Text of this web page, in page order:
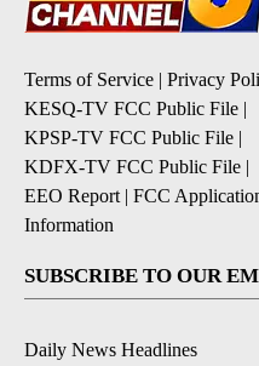
Terms of Service | Privacy
KESQ-TV FCC Public File |
KPSP-TV FCC Public File |
KDFX-TV FCC Public File |
EEO Report | FCC
Information
SUBSCRIBE TO OUR
Daily News Headlines